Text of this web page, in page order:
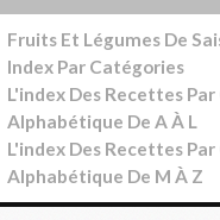
Fruits Et Légumes De
Index Par Catégories
L'index Des Recettes
Alphabétique De A À L
L'index Des Recettes
Alphabétique De M À Z